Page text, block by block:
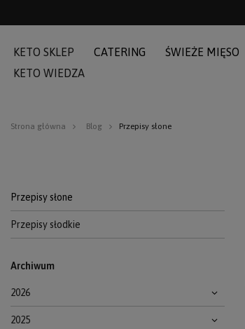
KETO SKLEP CATERING ŚWIEŻE MIĘSO
KETO WIEDZA
Strona główna Blog Przepisy słone
Przepisy słone
Przepisy słodkie
Archiwum
2026
2025